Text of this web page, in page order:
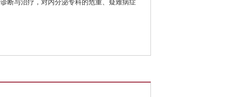
断与治疗，对内分泌专科的危重、疑难病症